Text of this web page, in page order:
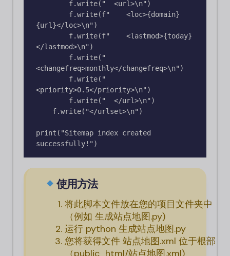
{url}</loc>\n")
</lastmod>\n")
<changefreq>monthly</changefreq>\n")
<priority>0.5</priority>\n")
print("Sitemap index created
successfully!")
使用方法
将此脚本文件放在您的项目文件夹中
（例如 生成站点地图.py)
运行 python 生成站点地图.py
您将获得文件 站点地图.xml 位于根部
（public_html/站点地图.xml)